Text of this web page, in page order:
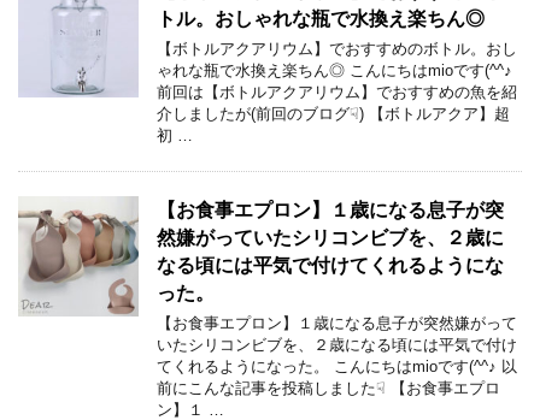
トル。おしゃれな瓶で水換え楽ちん◎
【ボトルアクアリウム】でおすすめのボトル。おし
ゃれな瓶で水換え楽ちん◎ こんにちはmioです(^^♪
前回は【ボトルアクアリウム】でおすすめの魚を紹
介しましたが(前回のブログ☟) 【ボトルアクア】超
初 …
【お食事エプロン】１歳になる息子が突
然嫌がっていたシリコンビブを、２歳に
なる頃には平気で付けてくれるようにな
った。
【お食事エプロン】１歳になる息子が突然嫌がって
いたシリコンビブを、２歳になる頃には平気で付け
てくれるようになった。 こんにちはmioです(^^♪ 以
前にこんな記事を投稿しました☟ 【お食事エプロ
ン】１ …